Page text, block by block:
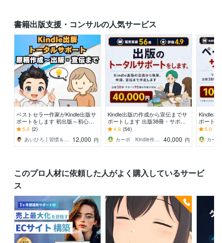
書籍出版支援・コンサルの人気サービス
ベストセラー作家がKindle出版サ
ポートをします 初出版～初心者
でも分かりやすい・安心・丁寧な
サポートします。
5.0 (2)
12,000 円
Kindle出版の作成から宣伝までサ
ポートします 出版38冊・サポー
ト98冊の作家が出版まで伴走しま
す
4.9 (56)
40,000 円
Kindle本
ポート
上の作
ポート
5.0
このプロ人材に依頼した人がよく購入しているサービ
ス